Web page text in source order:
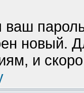
ваш
новый.
и